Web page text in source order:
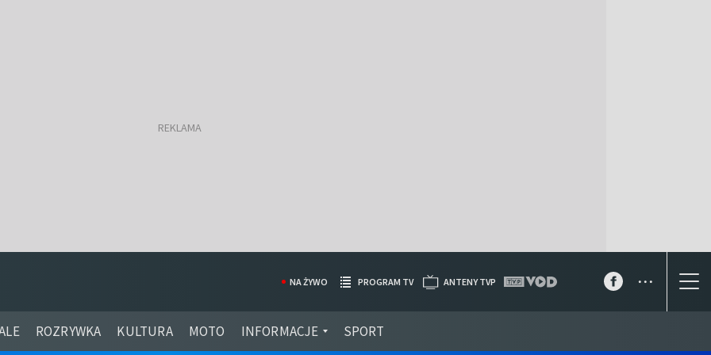
ROZRYWKA KULTURA MOTO INFORMACJE SPORT
NA ŻYWO PROGRAM TV ANTENY TVP ...